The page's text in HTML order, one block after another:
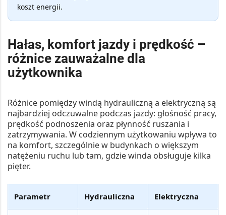
koszt energii.
Hałas, komfort jazdy i prędkość –
różnice zauważalne dla
użytkownika
Różnice pomiędzy windą hydrauliczną a elektryczną są
najbardziej odczuwalne podczas jazdy: głośność pracy,
prędkość podnoszenia oraz płynność ruszania i
zatrzymywania. W codziennym użytkowaniu wpływa to
na komfort, szczególnie w budynkach o większym
natężeniu ruchu lub tam, gdzie winda obsługuje kilka
pięter.
Parametr Hydrauliczna Elektryczna